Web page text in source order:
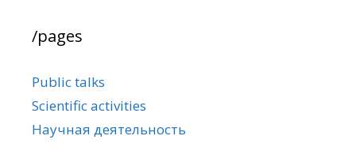
/pages
Public talks
Scientific activities
Научная деятельность